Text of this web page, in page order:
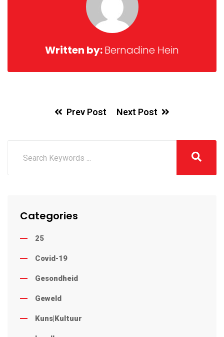
Written by:Bernadine Hein
Prev Post Next Post
Categories
25
Covid-19
Gesondheid
Geweld
Kuns|Kultuur